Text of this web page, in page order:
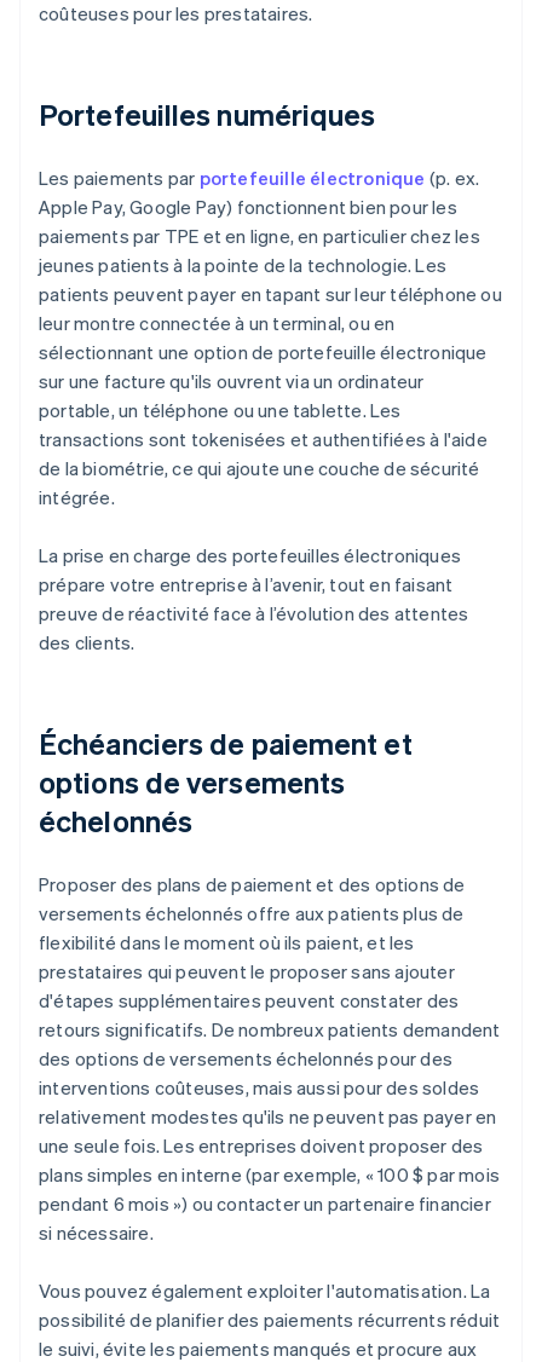
coûteuses pour les prestataires.
Portefeuilles numériques
Les paiements par portefeuille électronique (p. ex.
Apple Pay, Google Pay) fonctionnent bien pour les
paiements par TPE et en ligne, en particulier chez les
jeunes patients à la pointe de la technologie. Les
patients peuvent payer en tapant sur leur téléphone ou
leur montre connectée à un terminal, ou en
sélectionnant une option de portefeuille électronique
sur une facture qu'ils ouvrent via un ordinateur
portable, un téléphone ou une tablette. Les
transactions sont tokenisées et authentifiées à l'aide
de la biométrie, ce qui ajoute une couche de sécurité
intégrée.
La prise en charge des portefeuilles électroniques
prépare votre entreprise à l’avenir, tout en faisant
preuve de réactivité face à l’évolution des attentes
des clients.
Échéanciers de paiement et
options de versements
échelonnés
Proposer des plans de paiement et des options de
versements échelonnés offre aux patients plus de
flexibilité dans le moment où ils paient, et les
prestataires qui peuvent le proposer sans ajouter
d'étapes supplémentaires peuvent constater des
retours significatifs. De nombreux patients demandent
des options de versements échelonnés pour des
interventions coûteuses, mais aussi pour des soldes
relativement modestes qu'ils ne peuvent pas payer en
une seule fois. Les entreprises doivent proposer des
plans simples en interne (par exemple, « 100 $ par mois
pendant 6 mois ») ou contacter un partenaire financier
si nécessaire.
Vous pouvez également exploiter l'automatisation. La
possibilité de planifier des paiements récurrents réduit
le suivi, évite les paiements manqués et procure aux